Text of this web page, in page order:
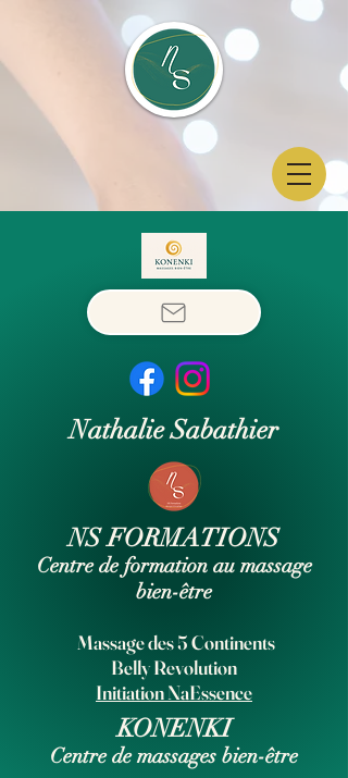
Nathalie Sabathier
NS FORMATIONS
Centre de formation au massage
bien-être
Massage des 5 Continents
Belly Revolution
Initiation NaEssence
KONENKI
Centre de massages bien-être